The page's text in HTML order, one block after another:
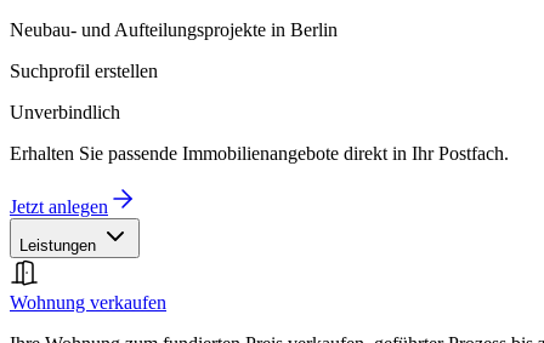
Neubau- und Aufteilungsprojekte in Berlin
Suchprofil erstellen
Unverbindlich
Erhalten Sie passende Immobilienangebote direkt in Ihr Postfach.
Jetzt anlegen
Leistungen
Wohnung verkaufen